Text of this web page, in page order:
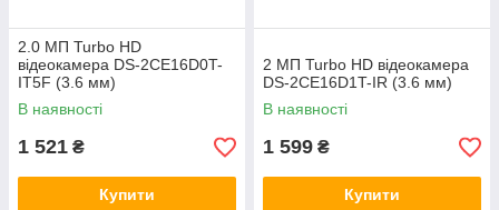
2.0 МП Turbo HD
відеокамера DS-2CE16D0T-
IT5F (3.6 мм)
В наявності
1 521 ₴
Купити
2 МП Turbo HD відеокамера
DS-2CE16D1T-IR (3.6 мм)
В наявності
1 599 ₴
Купити